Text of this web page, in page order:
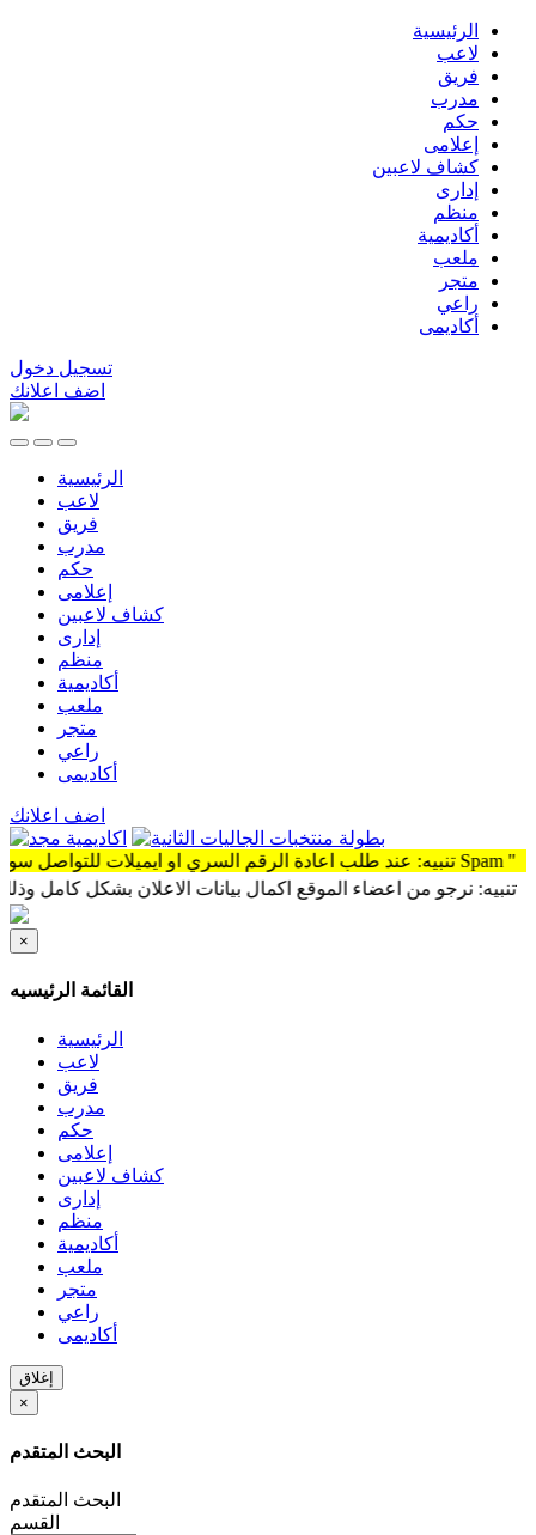
الرئيسية
لاعب
فريق
مدرب
حكم
إعلامى
كشاف لاعبين
إدارى
منظم
أكاديمية
ملعب
متجر
راعي
أكاديمى
تسجيل دخول
اضف اعلانك
الرئيسية
لاعب
فريق
مدرب
حكم
إعلامى
كشاف لاعبين
إدارى
منظم
أكاديمية
ملعب
متجر
راعي
أكاديمى
اضف اعلانك
نرجو من اعضاء الموقع اكمال بيانات الاعلان بشكل كامل وذلك
×
القائمة الرئيسيه
الرئيسية
لاعب
فريق
مدرب
حكم
إعلامى
كشاف لاعبين
إدارى
منظم
أكاديمية
ملعب
متجر
راعي
أكاديمى
إغلاق
×
البحث المتقدم
البحث المتقدم
القسم